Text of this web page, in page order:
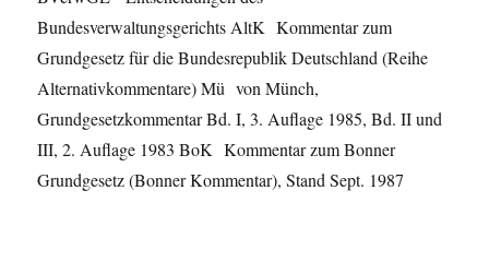
Bundesverwaltungsgerichts AltK Kommentar zum
Grundgesetz für die Bundesrepublik Deutschland (Reihe
Alternativkommentare) Mü von Münch,
Grundgesetzkommentar Bd. I, 3. Auflage 1985, Bd. II und
III, 2. Auflage 1983 BoK Kommentar zum Bonner
Grundgesetz (Bonner Kommentar), Stand Sept. 1987